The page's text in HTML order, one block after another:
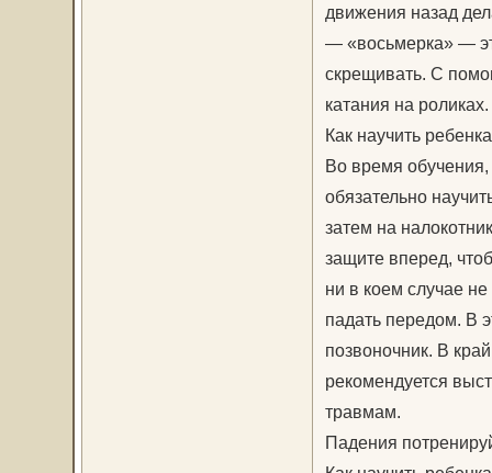
движения назад
— «восьмерка» —
скрещивать. С
катания на роликах.
Как научить
Во время
обязательно
затем на
защите вперед,
ни в коем случае
падать передом. В
позвоночник. В
рекомендуется
травмам.
Падения